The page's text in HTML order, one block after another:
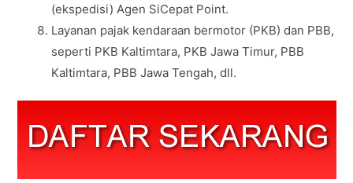
(ekspedisi) Agen SiCepat Point.
Layanan pajak kendaraan bermotor (PKB) dan PBB,
seperti PKB Kaltimtara, PKB Jawa Timur, PBB
Kaltimtara, PBB Jawa Tengah, dll.